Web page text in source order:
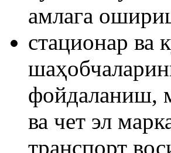
амлага
стационар ва
фойдаланиш,
ва чет эл
транспорт